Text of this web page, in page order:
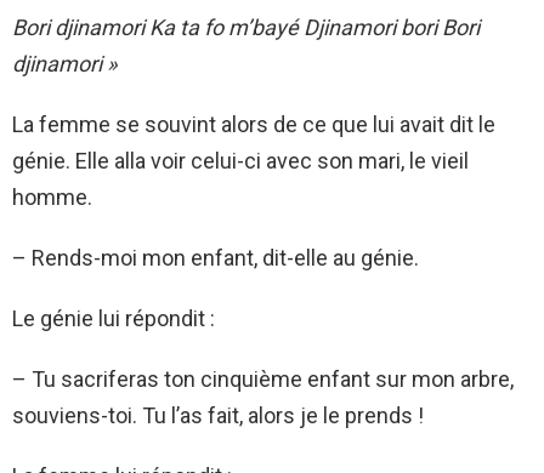
Bori djinamori Ka ta fo m’bayé Djinamori bori Bori
djinamori »
La femme se souvint alors de ce que lui avait dit le
génie. Elle alla voir celui-ci avec son mari, le vieil
homme.
– Rends-moi mon enfant, dit-elle au génie.
Le génie lui répondit :
– Tu sacriferas ton cinquième enfant sur mon arbre,
souviens-toi. Tu l’as fait, alors je le prends !